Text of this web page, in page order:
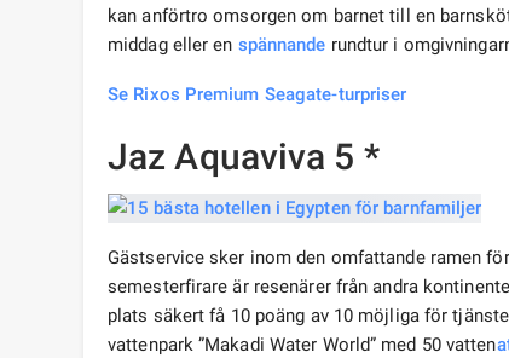
kan anförtro omsorgen om barnet till en
middag eller en spännande rundtur i
Se Rixos Premium Seagate-turpriser
Jaz Aquaviva 5 *
Gästservice sker inom den omfattande ramen för
semesterfirare är resenärer från andra
plats säkert få 10 poäng av 10 möjliga för
vattenpark ”Makadi Water World” med 50 vatten